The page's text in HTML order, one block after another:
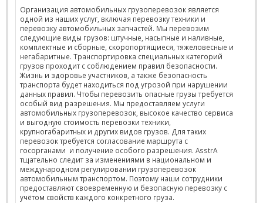
Организация автомобильных грузоперевозок является
одной из наших услуг, включая перевозку техники и
перевозку автомобильных запчастей. Мы перевозим
следующие виды грузов: штучные, насыпные и наливные,
комплектные и сборные, скоропортящиеся, тяжеловесные и
негабаритные. Транспортировка специальных категорий
грузов проходит с соблюдением правил безопасности.
Жизнь и здоровье участников, а также безопасность
транспорта будет находиться под угрозой при нарушении
данных правил. Чтобы перевозить опасные грузы требуется
особый вид разрешения. Мы предоставляем услуги
автомобильных грузоперевозок, высокое качество сервиса
и выгодную стоимость перевозки техники,
крупногабаритных и других видов грузов. Для таких
перевозок требуется согласование маршрута с
госорганами и получение особого разрешения. AsstrA
тщательно следит за изменениями в национальном и
международном регулировании грузоперевозок
автомобильным транспортом. Поэтому наши сотрудники
предоставляют своевременную и безопасную перевозку с
учётом свойств каждого конкретного груза.